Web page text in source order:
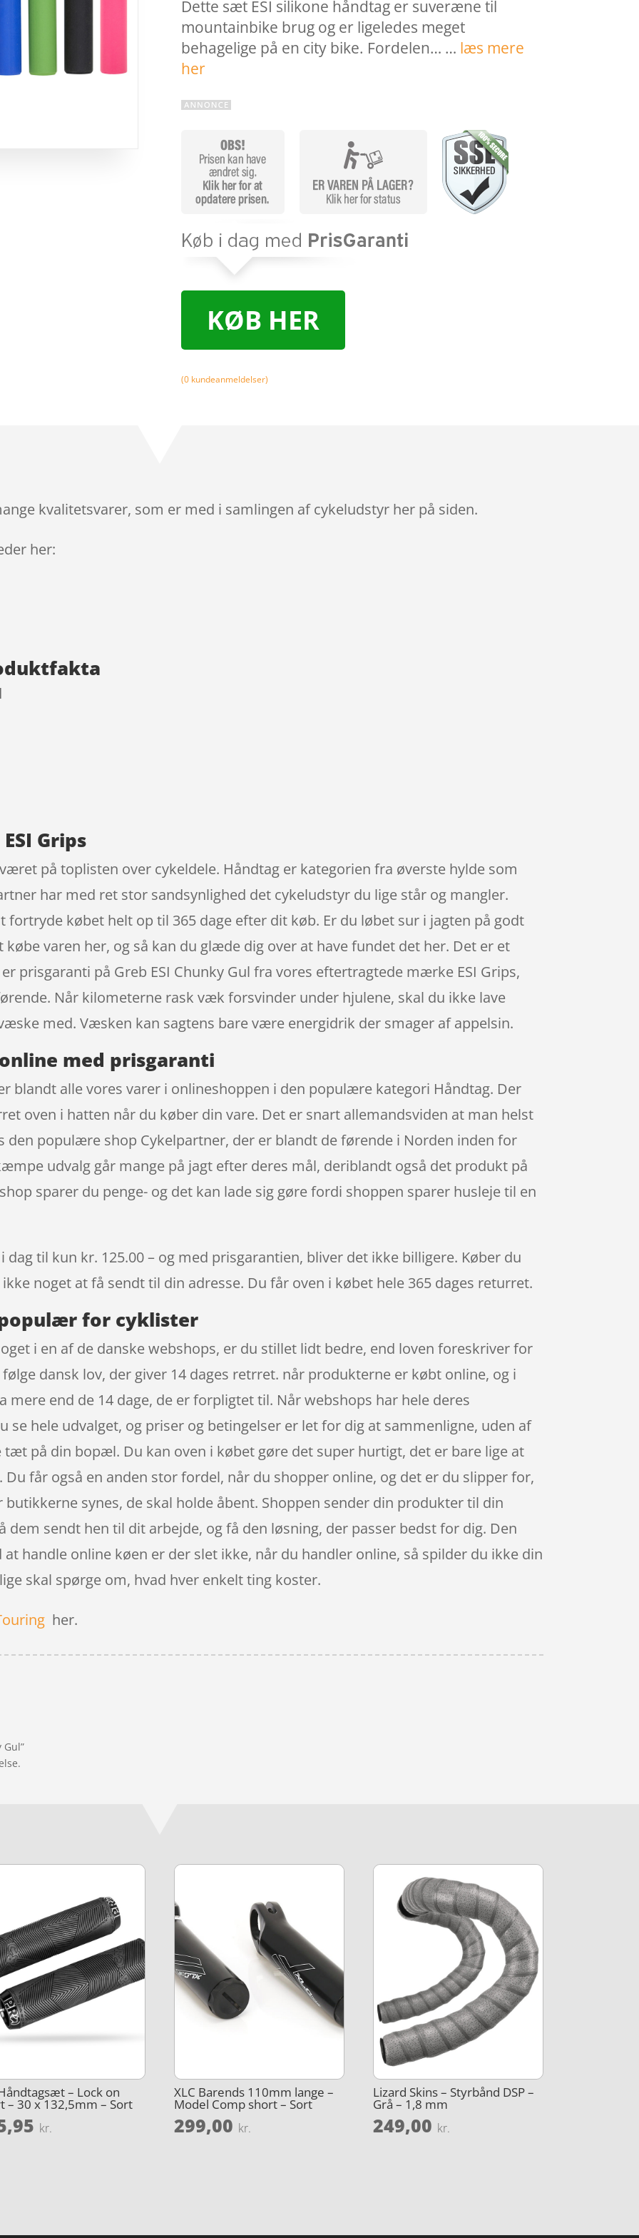
Dette sæt ESI silikone håndtag er suveræne til
mountainbike brug og er ligeledes meget
behagelige på en city bike. Fordelen… … læs mere
her
KØB HER
(0kundeanmeldelser)
kvalitetsvarer, som er med i samlingen af cykeludstyr her på siden.
her:
Grips
på toplisten over cykeldele. Håndtag er kategorien fra øverste hylde som
har med ret stor sandsynlighed det cykeludstyr du lige står og mangler.
købet helt op til 365 dage efter dit køb. Er du løbet sur i jagten på godt
varen her, og så kan du glæde dig over at have fundet det her. Det er et
prisgaranti på Greb ESI Chunky Gul fra vores eftertragtede mærke ESI Grips,
Når kilometerne rask væk forsvinder under hjulene, skal du ikke lave
med. Væsken kan sagtens bare være energidrik der smager af appelsin.
med prisgaranti
blandt alle vores varer i onlineshoppen i den populære kategori Håndtag. Der
oven i hatten når du køber din vare. Det er snart allemandsviden at man helst
den populære shop Cykelpartner, der er blandt de førende i Norden inden for
udvalg går mange på jagt efter deres mål, deriblandt også det produkt på
sparer du penge- og det kan lade sig gøre fordi shoppen sparer husleje til en
dag til kun kr. 125.00 – og med prisgarantien, bliver det ikke billigere. Køber du
noget at få sendt til din adresse. Du får oven i købet hele 365 dages returret.
populær for cyklister
i en af de danske webshops, er du stillet lidt bedre, end loven foreskriver for
dansk lov, der giver 14 dages retrret. når produkterne er købt online, og i
end de 14 dage, de er forpligtet til. Når webshops har hele deres
se hele udvalget, og priser og betingelser er let for dig at sammenligne, uden af
på din bopæl. Du kan oven i købet gøre det super hurtigt, det er bare lige at
får også en anden stor fordel, når du shopper online, og det er du slipper for,
synes, de skal holde åbent. Shoppen sender din produkter til din
dem sendt hen til dit arbejde, og få den løsning, der passer bedst for dig. Den
handle online køen er der slet ikke, når du handler online, så spilder du ikke din
skal spørge om, hvad hver enkelt ting koster.
her.
– Lock on
– 30 x 132,5mm – Sort
kr.
XLC Barends 110mm lange –
Model Comp short – Sort
299,00 kr.
Lizard Skins – Styrbånd DSP –
Grå – 1,8 mm
249,00 kr.